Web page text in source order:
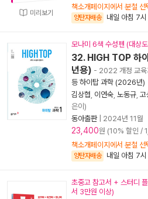
미리보기
책소개페이지에서 분철 선
양탄자배송 내일 아침 7시
모나미 6색 수성펜 (대상
32. HIGH TOP 하
년용) - 2022 개정 교육
등 하이탑 과학 (2026년)
김상협 이연숙 노동규 고
은이)
동아출판| 2024년 11월
23,400원 (10% 할인 /
책소개페이지에서 분철 선
양탄자배송 내일 아침 7시
초중고 참고서 + 스터디
서 3만원 이상)